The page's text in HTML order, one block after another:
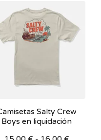
Salty Crew
Boys en liquidación